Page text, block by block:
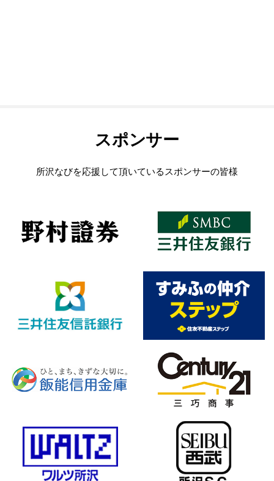
スポンサー
所沢なびを応援して頂いているスポンサーの皆様